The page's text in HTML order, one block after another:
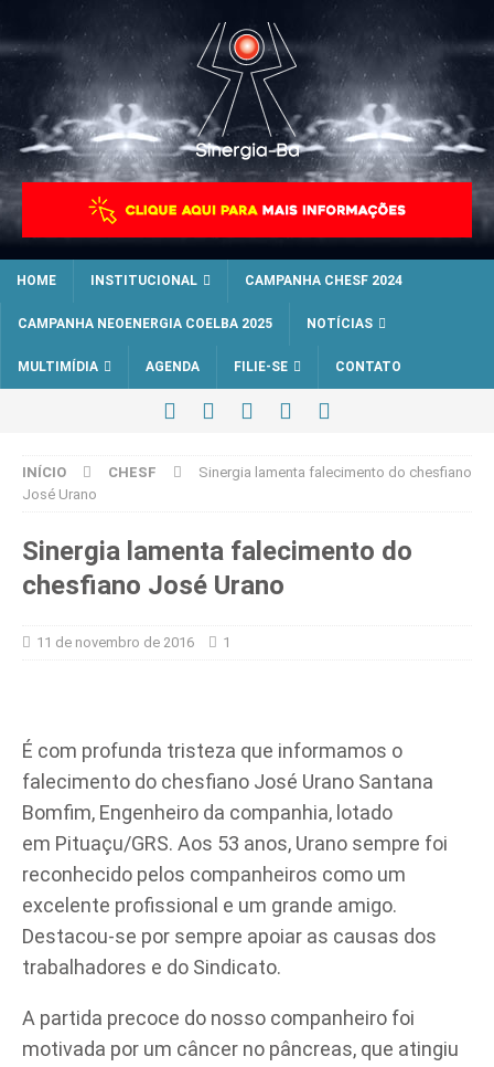
HOME INSTITUCIONAL CAMPANHA CHESF 2024
CAMPANHA NEOENERGIA COELBA 2025 NOTÍCIAS
MULTIMÍDIA AGENDA FILIE-SE CONTATO
INÍCIO CHESF
Sinergia lamenta falecimento do chesfiano
José Urano
Sinergia lamenta falecimento do
chesfiano José Urano
11 de novembro de 2016 1
É com profunda tristeza que informamos o
falecimento do chesfiano José Urano Santana
Bomfim, Engenheiro da companhia, lotado
em Pituaçu/GRS. Aos 53 anos, Urano sempre foi
reconhecido pelos companheiros como um
excelente profissional e um grande amigo.
Destacou-se por sempre apoiar as causas dos
trabalhadores e do Sindicato.
A partida precoce do nosso companheiro foi
motivada por um câncer no pâncreas, que atingiu